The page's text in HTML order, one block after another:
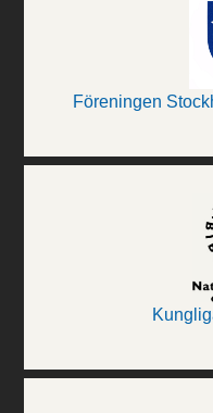
Föreningen